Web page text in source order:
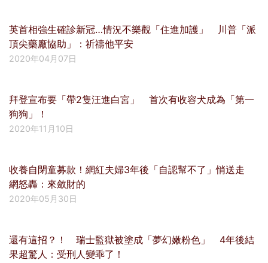
英首相強生確診新冠…情況不樂觀「住進加護」 川普「派
頂尖藥廠協助」：祈禱他平安
2020年04月07日
拜登宣布要「帶2隻汪進白宮」 首次有收容犬成為「第一
狗狗」！
2020年11月10日
收養自閉童募款！網紅夫婦3年後「自認幫不了」悄送走
網怒轟：來斂財的
2020年05月30日
還有這招？！ 瑞士監獄被塗成「夢幻嫩粉色」 4年後結
果超驚人：受刑人變乖了！